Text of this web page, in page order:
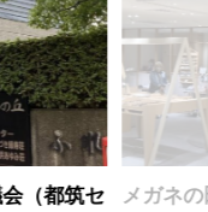
（都筑セ
メガネ